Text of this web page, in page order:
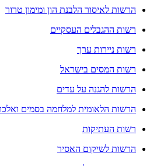
הרשות לאיסור הלבנת הון ומימון טרור
רשות ההגבלים העסקיים
רשות ניירות ערך
רשות המסים בישראל
הרשות להגנה על עדים
הרשות הלאומית למלחמה בסמים
רשות העתיקות
הרשות לשיקום האסיר